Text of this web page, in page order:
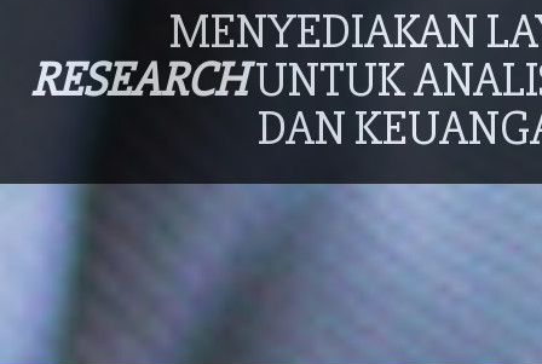
MENYEDIAKAN
RESEARCHUNTUK
DAN